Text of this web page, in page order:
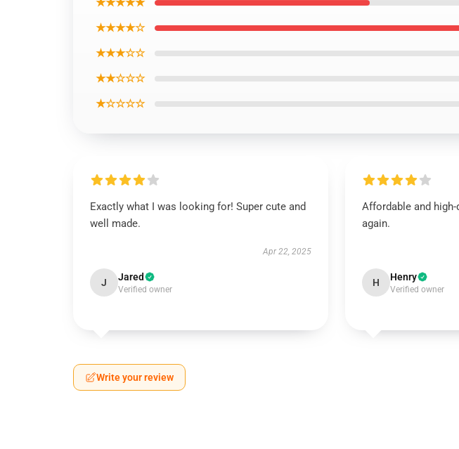
★★★★☆
★★★☆☆
★★☆☆☆
★☆☆☆☆
Exactly what I was looking for! Super cute and
well made.
Apr 22, 2025
J Jared
Verified owner
Affordable and
again.
H Henry
Verified owner
Write your review